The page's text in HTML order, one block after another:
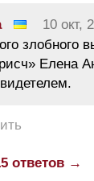
10 окт,
злобного
Елена
ответов →